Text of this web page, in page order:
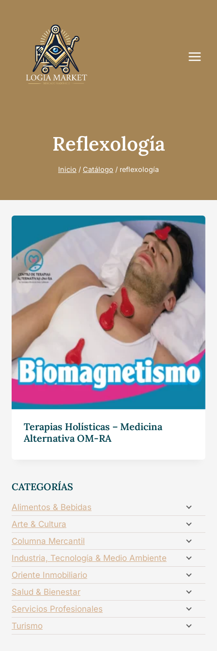
Reflexología
Inicio / Catálogo / reflexología
Terapias Holísticas – Medicina
Alternativa OM-RA
CATEGORÍAS
Alimentos & Bebidas
Arte & Cultura
Columna Mercantil
Industria, Tecnología & Medio Ambiente
Oriente Inmobiliario
Salud & Bienestar
Servicios Profesionales
Turismo